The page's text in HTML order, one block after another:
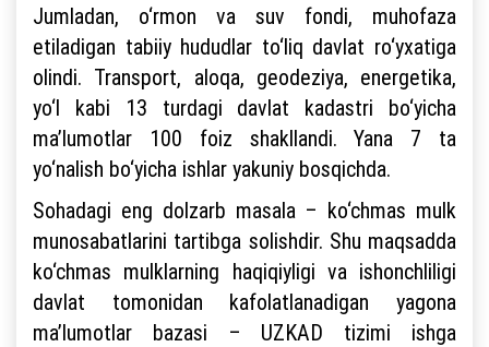
Jumladan, o‘rmon va suv fondi, muhofaza
etiladigan tabiiy hududlar to‘liq davlat ro‘yxatiga
olindi. Transport, aloqa, geodeziya, energetika,
yo‘l kabi 13 turdagi davlat kadastri bo‘yicha
ma’lumotlar 100 foiz shakllandi. Yana 7 ta
yo‘nalish bo‘yicha ishlar yakuniy bosqichda.
Sohadagi eng dolzarb masala – ko‘chmas mulk
munosabatlarini tartibga solishdir. Shu maqsadda
ko‘chmas mulklarning haqiqiyligi va ishonchliligi
davlat tomonidan kafolatlanadigan yagona
ma’lumotlar bazasi – UZKAD tizimi ishga